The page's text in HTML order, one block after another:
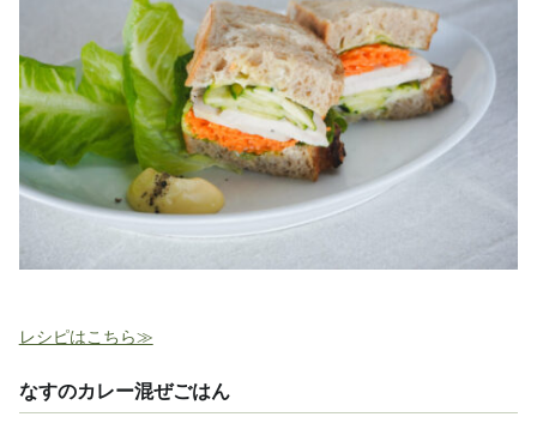
レシピはこちら≫
なすのカレー混ぜごはん